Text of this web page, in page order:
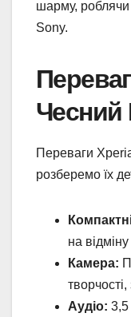
шарму, роблячи
Sony.
Чесний
Переваги
розберемо їх
на відміну
Камера:
Аудіо: 3,5